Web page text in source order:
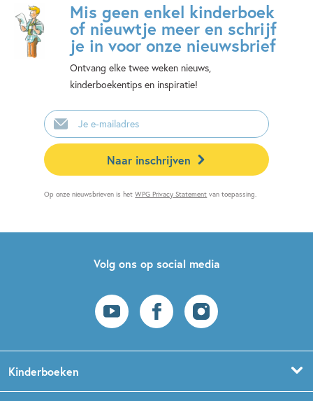
Mis geen enkel kinderboek
of nieuwtje meer en schrijf
je in voor onze nieuwsbrief
Ontvang elke twee weken nieuws,
kinderboekentips en inspiratie!
E-
mailadres
Naar inschrijven
Op onze nieuwsbrieven is hetWPG Privacy Statement van toepassing.
Volg ons op social media
Kinderboeken